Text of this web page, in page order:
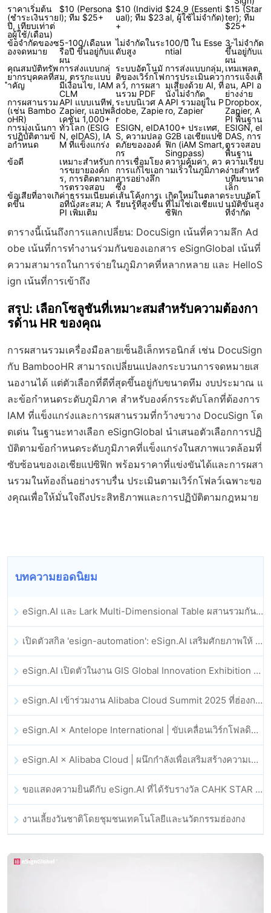
ราคาเริ่มต้น
(ชำระเงินราย
ปี, เทียบเท่าต่
อผู้ใช้/เดือน)
$10 (Persona
l); ทีม $25+
$10 (Individ
ual); ทีม $23
+
$24.9 (Essenti
al, ผู้ใช้ไม่จำกัด)
$15 (Star
ter); ทีม
$25+
ข้อจำกัดของซ
องจดหมาย
5-100/เดือนห
รือปี ขึ้นอยู่กับแ
ผน
ไม่จำกัดในระ
ดับสูง
100/ปี ใน Esse
ntial
3-ไม่จำกัด
ขึ้นอยู่กับแ
ผน
คุณสมบัติทรัพ
ยากรบุคคลที่ส
ำคัญ
การส่งแบบกลุ่
ม, ตรรกะแบบ
มีเงื่อนไข, IAM
CLM
ระบบอัตโนมั
ติของเวิร์กโฟ
ลว์, การผสา
นรวม PDF
การส่งแบบกลุ่ม,
การประเมินควา
มเสี่ยงด้วย AI, ที่
นั่งไม่จำกัด
เทมเพลต,
การแจ้งเตื
อน, API อ
ย่างง่าย
การผสานรวม
(เช่น Bambo
oHR)
API แบบเนทีฟ,
Zapier, แอปพลิ
เคชัน 1,000+
ระบบนิเวศ A
dobe, Zapie
r
API รวมอยู่ใน P
ro, Zapier
Dropbox,
Zapier, A
PI พื้นฐาน
การมุ่งเน้นกา
รปฏิบัติตามข้
อกำหนด
ทั่วโลก (ESIG
N, eIDAS), IA
M ที่แข็งแกร่ง
ESIGN, eIDA
S, ความปลอ
ดภัยขององค์
กร
100+ ประเทศ,
G2B เอเชียแปซิ
ฟิก (iAM Smart,
Singpass)
ESIGN, eI
DAS, การ
ตรวจสอบ
พื้นฐาน
ข้อดี
เหมาะสำหรับก
ารขยายองค์ก
ร, การติดตามก
ารตรวจสอบ
การเชื่อมโยง
การแก้ไขเอก
สารอย่างลึก
ซึ้ง
ความคุ้มค่า, คว
ามเร็วในภูมิภาค
ความเรียบ
ง่ายสำหรั
บทีมขนาด
เล็ก
ข้อเสียที่อาจเกิ
ดขึ้น
ค่าธรรมเนียมต่
อที่นั่งสะสม; A
PI เพิ่มเติม
เส้นโค้งการเ
รียนรู้ที่สูงขึ้น
เกิดใหม่ในตลาด
ที่ไม่ใช่เอเชียแป
ซิฟิก
ระบบอัตโ
นมัติขั้นสูง
ที่จำกัด
ตารางนี้เน้นถึงการแลกเปลี่ยน: DocuSign เน้นที่ความลึก Ad
obe เน้นที่การทำงานร่วมกันของเอกสาร eSignGlobal เน้นที่
ความสามารถในการจ่ายในภูมิภาคที่หลากหลาย และ HelloS
ign เน้นที่การเข้าถึง
สรุป: เลือกโซลูชันที่เหมาะสมสำหรับความต้องกา
รด้าน HR ของคุณ
การผสานรวมเครื่องมือลายเซ็นอิเล็กทรอนิกส์ เช่น DocuSign
กับ BambooHR สามารถเปลี่ยนแปลงกระบวนการจดหมายเส
นองานได้ แต่ตัวเลือกที่ดีที่สุดขึ้นอยู่กับขนาดทีม งบประมาณ แ
ละข้อกำหนดระดับภูมิภาค สำหรับองค์กรระดับโลกที่ต้องการ
IAM ที่แข็งแกร่งและการผสานรวมที่กว้างขวาง DocuSign โด
ดเด่น ในฐานะทางเลือก eSignGlobal นำเสนอตัวเลือกการปฏิ
บัติตามข้อกำหนดระดับภูมิภาคที่แข็งแกร่งในสภาพแวดล้อมที่
ซับซ้อนของเอเชียแปซิฟิก พร้อมราคาที่แข่งขันได้และการผสา
นรวมในท้องถิ่นอย่างราบรื่น ประเมินตามเวิร์กโฟลว์เฉพาะขอ
งคุณเพื่อให้มั่นใจถึงประสิทธิภาพและการปฏิบัติตามกฎหมาย
บทความยอดนิยม
eSign.AI และ Lark Multi-Dimensional Table ผสานรวมกันอย่างเป็นทางการ: การลงนามและการเก็บถาวรสัญญาอิเล็กทรอนิกส์แบบอัตโนมัติเต็มรูปแบบ
เปิดตัวสกิล 'esign-automation': eSign.AI เสริมศักยภาพให้ OpenClaw ด้วยลายเซ็นอิเล็กทรอนิกส์อัตโนมัติ
eSign.AI เปิดตัวในงาน GIS Global Innovation Exhibition 2025
eSign.AI เข้าร่วมงาน Alibaba Cloud Summit 2025 ที่ฮ่องกง เพื่อขับเคลื่อนนวัตกรรมคลาวด์ที่ขับเคลื่อนด้วย AI และความเชื่อมั่นทางดิจิทัล
eSign.AI × Antelope International | ขับเคลื่อนเวิร์กโฟลดิจิทัลที่ปลอดภัยและขับเคลื่อนด้วย AI
eSign.AI × Alibaba Cloud | ผนึกกำลังเพื่อเสริมสร้างความเชื่อมั่นดิจิทัลระดับโลกสำหรับฟินเทค
ขอแสดงความยินดีกับ eSign.AI ที่ได้รับรางวัล CAHK STAR Award 2025
งานเลี้ยงวันชาติโดยชุมชนเทคโนโลยีและนวัตกรรมฮ่องกง